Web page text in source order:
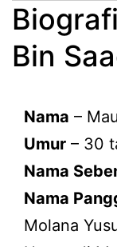
Bin
Nama –
Umur – 30
Nama
Nama
Molana